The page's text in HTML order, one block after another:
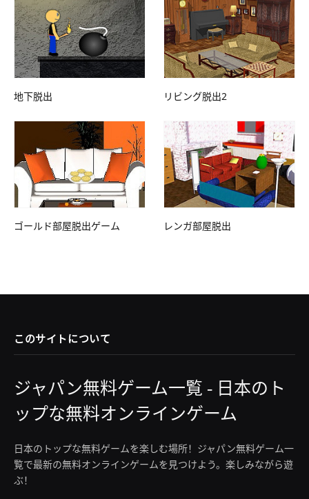
地下脱出 リビング脱出2
ゴールド部屋脱出ゲーム レンガ部屋脱出
このサイトについて
ジャパン無料ゲーム一覧 - 日本のト
ップな無料オンラインゲーム
日本のトップな無料ゲームを楽しむ場所！ジャパン無料ゲーム一
覧で最新の無料オンラインゲームを見つけよう。楽しみながら遊
ぶ！